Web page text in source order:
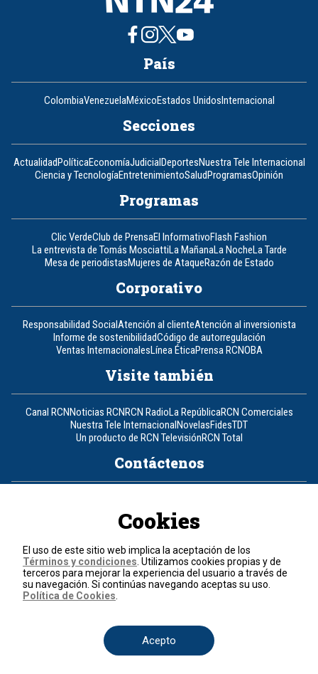
País
ColombiaVenezuelaMéxicoEstados UnidosInternacional
Secciones
ActualidadPolíticaEconomíaJudicialDeportesNuestra Tele Internacional
Ciencia y TecnologíaEntretenimientoSaludProgramasOpinión
Programas
Clic VerdeClub de PrensaEl InformativoFlash Fashion
La entrevista de Tomás MosciattiLa MañanaLa NocheLa Tarde
Mesa de periodistasMujeres de AtaqueRazón de Estado
Corporativo
Responsabilidad SocialAtención al clienteAtención al inversionista
Informe de sostenibilidadCódigo de autorregulación
Ventas InternacionalesLínea ÉticaPrensa RCNOBA
Visite también
Canal RCNNoticias RCNRCN RadioLa RepúblicaRCN Comerciales
Nuestra Tele InternacionalNovelasFidesTDT
Un producto de RCN TelevisiónRCN Total
Contáctenos
Política de cookies
Términos y condiciones
© 2026, RCN Medios.
Todos los derechos reservados.
Cookies
El uso de este sitio web implica la aceptación de los
Términos y condiciones . Utilizamos cookies propias y de
terceros para mejorar la experiencia del usuario a través de
su navegación. Si continúas navegando aceptas su uso.
Política de Cookies
Acepto